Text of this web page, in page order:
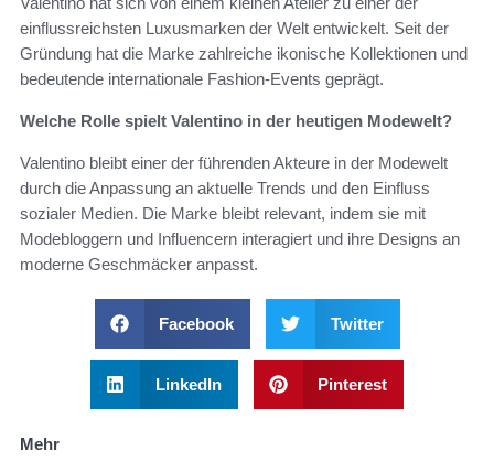
einflussreichsten Luxusmarken der Welt entwickelt. Seit der
Gründung hat die Marke zahlreiche ikonische Kollektionen und
bedeutende internationale Fashion-Events geprägt.
Welche Rolle spielt Valentino in der heutigen Modewelt?
Valentino bleibt einer der führenden Akteure in der Modewelt
durch die Anpassung an aktuelle Trends und den Einfluss
sozialer Medien. Die Marke bleibt relevant, indem sie mit
Modebloggern und Influencern interagiert und ihre Designs an
moderne Geschmäcker anpasst.
Facebook Twitter
LinkedIn Pinterest
Mehr